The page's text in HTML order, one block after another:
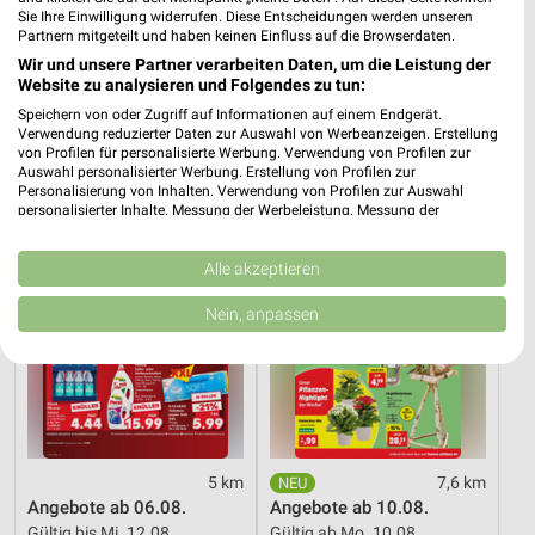
29,3 km
Dieter Knoll
Gültig bis Fr. 14.08.
29,3 km
Gültig bis Fr. 14.08.
Kaufland
5 km
Angebote ab 06.08.
Thomas Philipps
7,6 km
Angebote ab 10.08.
Sie Ihre Einwilligung widerrufen. Diese Entscheidungen werden unseren
Partnern mitgeteilt und haben keinen Einfluss auf die Browserdaten.
Wir und unsere Partner verarbeiten Daten, um die Leistung der
Website zu analysieren und Folgendes zu tun:
Speichern von oder Zugriff auf Informationen auf einem Endgerät.
Verwendung reduzierter Daten zur Auswahl von Werbeanzeigen. Erstellung
von Profilen für personalisierte Werbung. Verwendung von Profilen zur
Auswahl personalisierter Werbung. Erstellung von Profilen zur
Personalisierung von Inhalten. Verwendung von Profilen zur Auswahl
personalisierter Inhalte. Messung der Werbeleistung. Messung der
Kombinationen von Daten aus verschiedenen Quellen. Entwicklung und
Verbesserung der Angebote. Verwendung reduzierter Daten zur Auswahl
von Inhalten.
Daten können außerhalb der Europäischen Union weitergegeben und in die
USA gesendet werden.
Website/App.
Partnerliste anzeigen (1 IAB-Anbieter)
Wir nutzen Ihre Daten für folgende Zwecke:
IAB-Verarbeitungszwecke:
Speichern von oder Zugriff auf Informationen
auf einem Endgerät
Alle akzeptieren
Nein, anpassen